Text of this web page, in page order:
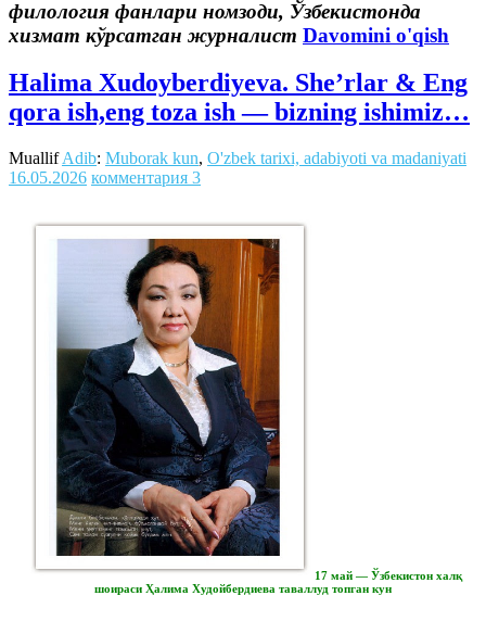
филология фанлари номзоди, Ўзбекистонда
хизмат кўрсатган журналист Davomini o'qish
Halima Xudoyberdiyeva. She’rlar & Eng
qora ish,eng toza ish — bizning ishimiz…
MuallifAdib: Muborak kun, O'zbek tarixi, adabiyoti va madaniyati
16.05.2026 комментария 3
17 май — Ўзбекистон халқ
шоираси Ҳалима Худойбердиева таваллуд топган кун